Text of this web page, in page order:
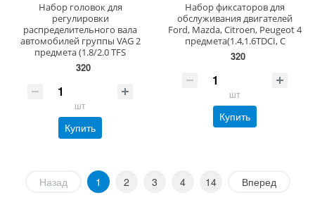
Набор головок для
регулировки
распределительного вала
автомобилей группы VAG 2
предмета (1.8/2.0 TFS
320
шт
Купить
Набор фиксаторов для
обслуживания двигателей
Ford, Mazda, Citroen, Peugeot 4
предмета(1.4,1.6TDCI, C
320
шт
Купить
Назад 1 2 3 4 14 Вперед